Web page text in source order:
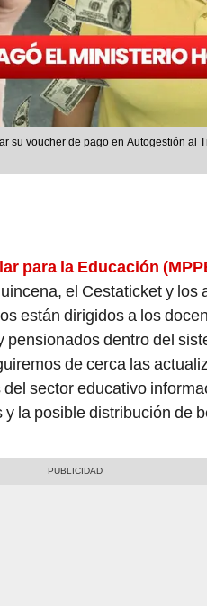
su voucher de pago en Autogestión al
para la Educación
el Cestaticket y los
están dirigidos a los
pensionados dentro del
de cerca las
sector educativo
la posible distribución de